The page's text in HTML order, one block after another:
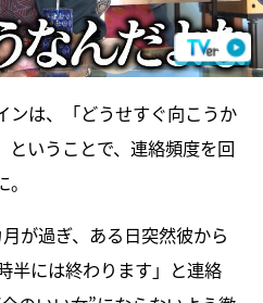
ンは、「どうせすぐ向こうか
ということで、連絡頻度を回
が過ぎ、ある日突然彼から
半には終わります」と連絡